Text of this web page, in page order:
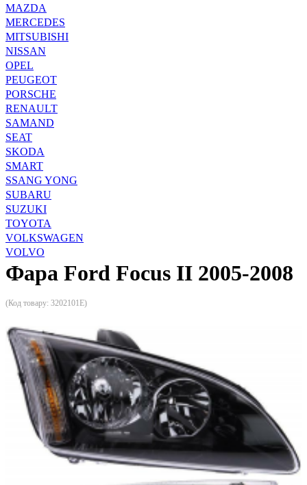
MAZDA
MERCEDES
MITSUBISHI
NISSAN
OPEL
PEUGEOT
PORSCHE
RENAULT
SAMAND
SEAT
SKODA
SMART
SSANG YONG
SUBARU
SUZUKI
TOYOTA
VOLKSWAGEN
VOLVO
Фара Ford Focus II 2005-2008
(Код товару: 3202101E)